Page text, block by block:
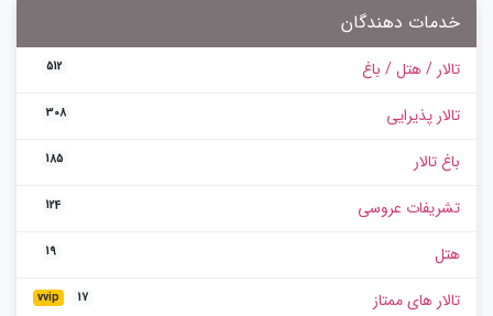
خدمات دهندگان
تالار / هتل / باغ 512
تالار پذیرایی 308
باغ تالار 185
تشریفات عروسی 124
هتل 19
تالار های ممتاز vvip 17